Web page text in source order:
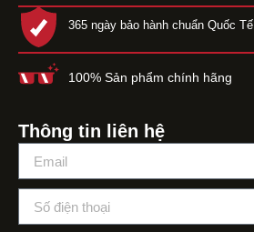
365 ngày bảo hành chuẩn Quốc Tế
100% Sản phẩm chính hãng
Thông tin liên hệ